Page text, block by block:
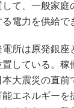
て、一般家庭
電力を供給で
所は原発銀座
している。稼
大震災の直前
エネルギーを